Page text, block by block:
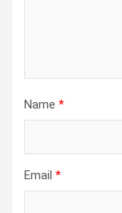
Name *
Email *